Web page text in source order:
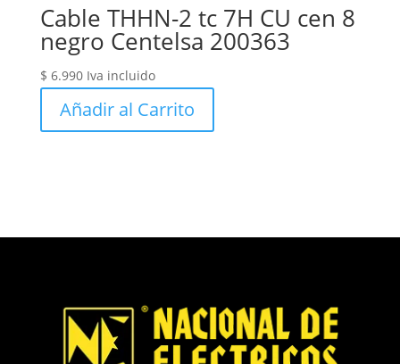
Cable THHN-2 tc 7H CU cen 8
negro Centelsa 200363
$ 6.990 Iva incluido
Añadir al Carrito